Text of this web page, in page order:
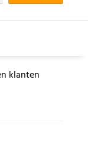
klanten